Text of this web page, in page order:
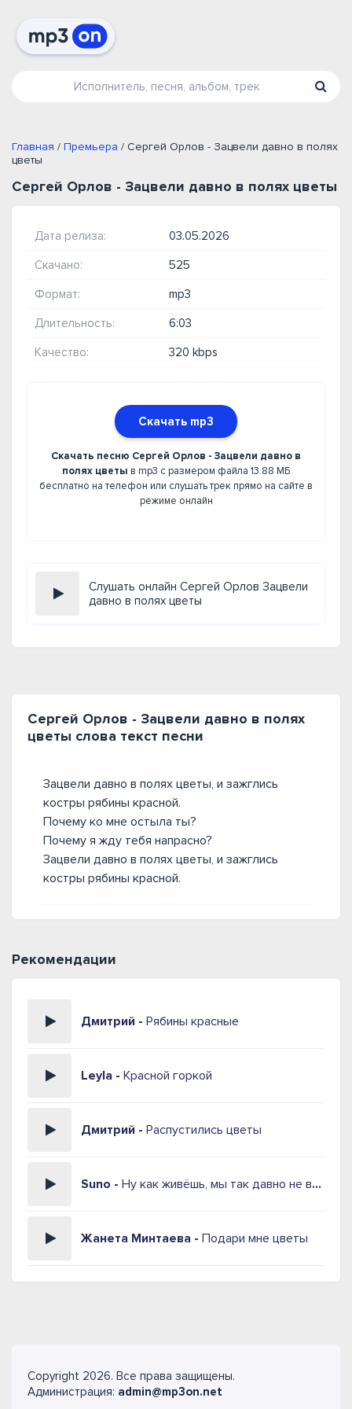
Главная / Премьера / Сергей Орлов - Зацвели давно в полях
цветы
Сергей Орлов - Зацвели давно в полях цветы
Дата релиза: 03.05.2026
Скачано: 525
Формат: mp3
Длительность: 6:03
Качество: 320 kbps
Скачать mp3
Скачать песню Сергей Орлов - Зацвели давно в
полях цветы в mp3 с размером файла 13.88 МБ
бесплатно на телефон или слушать трек прямо на сайте в
режиме онлайн
Слушать онлайн Сергей Орлов Зацвели
давно в полях цветы
Сергей Орлов - Зацвели давно в полях
цветы слова текст песни
Зацвели давно в полях цветы, и зажглись
костры рябины красной.
Почему ко мне остыла ты?
Почему я жду тебя напрасно?
Зацвели давно в полях цветы, и зажглись
костры рябины красной.
Рекомендации
Дмитрий - Рябины красные
Leyla - Красной горкой
Дмитрий - Распустились цветы
Suno - Ну как живёшь, мы так давно не виделись с тобой
Жанета Минтаева - Подари мне цветы
Copyright 2026. Все права защищены.
Администрация: admin@mp3on.net